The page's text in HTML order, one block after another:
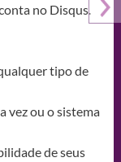
no Disqus.
tipo de
vez ou o sistema
de seus